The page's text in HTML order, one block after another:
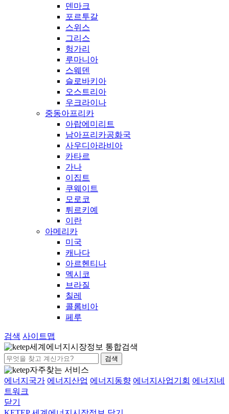
덴마크
포르투갈
스위스
그리스
헝가리
루마니아
스웨덴
슬로바키아
오스트리아
우크라이나
중동아프리카
아랍에미리트
남아프리카공화국
사우디아라비아
카타르
가나
이집트
쿠웨이트
모로코
튀르키예
이란
아메리카
미국
캐나다
아르헨티나
멕시코
브라질
칠레
콜롬비아
페루
검색 사이트맵
세계에너지시장정보 통합검색
검색
자주찾는 서비스
에너지국가 에너지산업 에너지동향 에너지사업기회 에너지네
트워크
닫기